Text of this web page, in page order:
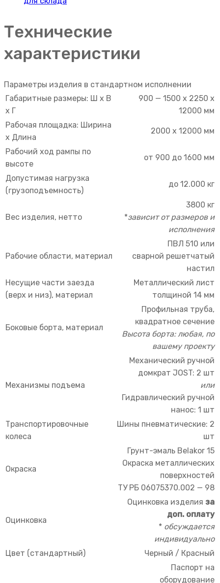
Технические
характеристики
Параметры изделия в стандартном исполнении
Габаритные размеры: Ш х В
х Г
900 — 1500 х 2250 х
12000 мм
Рабочая площадка: Ширина
х Длина
2000 х 12000 мм
Рабочий ход рампы по
высоте
от 900 до 1600 мм
Допустимая нагрузка
(грузоподъемность)
до 12.000 кг
Вес изделия, нетто
3800 кг
*зависит от размеров и
исполнения
Рабочие области, материал
ПВЛ 510 или
сварной решетчатый
настил
Несущие части заезда
(верх и низ), материал
Металлический лист
толщиной 14 мм
Боковые борта, материал
Профильная труба,
квадратное сечение
Высота борта: любая, по
вашему проекту
Механизмы подъема
Механический ручной
домкрат JOST: 2 шт
или
Гидравлический ручной
нанос: 1 шт
Транспортировочные
колеса
Шины пневматические: 2
шт
Окраска
Грунт-эмаль Belakor 15
Окраска металлических
поверхностей
ТУ РБ 06075370.002 — 98
Оцинковка
Оцинковка изделия за
доп. оплату
* обсуждается
индивидуально
Цвет (стандартный)
Черный / Красный
Паспорт на
оборудование